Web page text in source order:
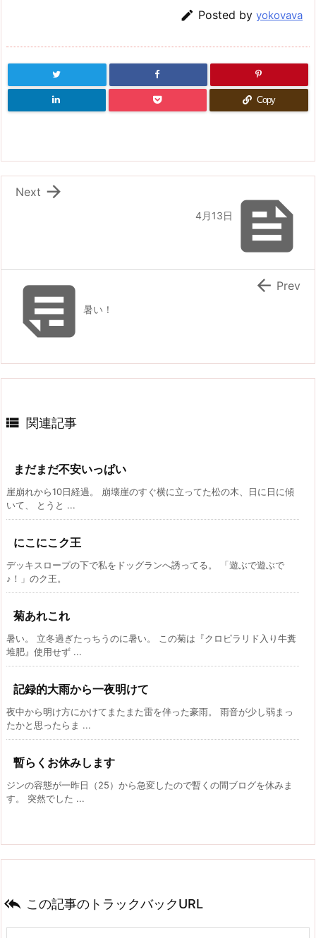
 Posted by yokovava
Copy

4月13日

Next
暑い！
 Prev
 関連記事
まだまだ不安いっぱい
崖崩れから10日経過。 崩壊崖のすぐ横に立ってた松の木、日に日に傾
いて、 とうと ...
にこにこク王
デッキスロープの下で私をドッグランへ誘ってる。 「遊ぶで遊ぶで
♪！」のク王。
菊あれこれ
暑い。 立冬過ぎたっちうのに暑い。 この菊は『クロピラリド入り牛糞
堆肥』使用せず ...
記録的大雨から一夜明けて
夜中から明け方にかけてまたまた雷を伴った豪雨。 雨音が少し弱まっ
たかと思ったらま ...
暫らくお休みします
ジンの容態が一昨日（25）から急変したので暫くの間ブログを休みま
す。 突然でした ...
 この記事のトラックバックURL